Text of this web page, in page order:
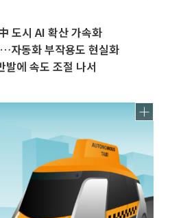
도시 AI 확산 가속화
자동화 부작용도 현실화
발에 속도 조절 나서